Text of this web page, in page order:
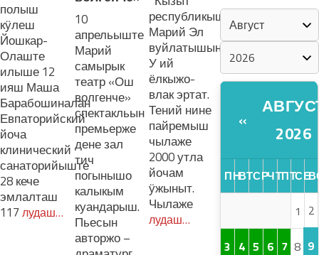
полыш
кӱлеш
Йошкар-
Олаште
илыше 12
ияш Маша
Барабошиналан
Евпаторийский
йоча
клинический
санаторийыште
28 кече
эмлалташ
117 лудаш…
10
апрельыште
Марий
самырык
театр «Ош
волгенче»
спектакльын
премьерже
дене зал
тич
погынышо
калыкым
куандарыш.
Пьесын
авторжо –
республикыштына
Марий Эл
вуйлатышын
У ий
ёлкыжо-
влак эртат.
Тений нине
пайремыш
чылаже
2000 утла
йочам
ӱжыныт.
Чылаже
лудаш…
«
2026
ПНВТСРЧТПТСБ
1 2
3 4 5 6 7 8 9